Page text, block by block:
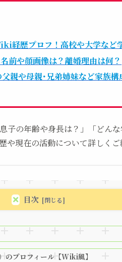
経歴プロフ！高校や大学など
前や顔画像は？離婚理由は何？
親や母親･兄弟姉妹など家族構
子の年齢や身長は？」「どん
現在の活動について詳しくご
目次
プロフィール【Wiki風】